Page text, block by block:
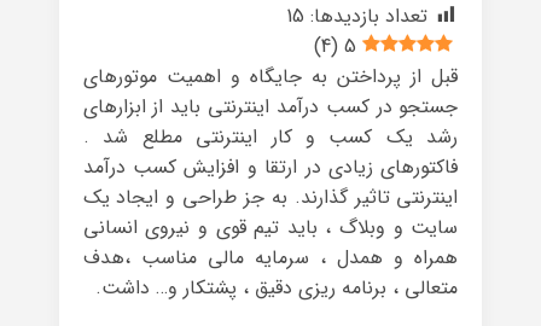
تعداد بازدیدها: 15
5
(
4
)
قبل از پرداختن به جایگاه و اهمیت موتورهای
جستجو در کسب درآمد اینترنتی باید از ابزارهای
رشد یک کسب و کار اینترنتی مطلع شد .
فاکتورهای زیادی در ارتقا و افزایش کسب درآمد
اینترنتی تاثیر گذارند. به جز طراحی و ایجاد یک
سایت و وبلاگ ، باید تیم قوی و نیروی انسانی
همراه و همدل ، سرمایه مالی مناسب ،هدف
متعالی ، برنامه ریزی دقیق ، پشتکار و… داشت.